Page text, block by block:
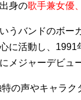
身の歌手兼女優
うバンドのボー
に活動し、 1991
メジャーデビュ
の声やキャラク